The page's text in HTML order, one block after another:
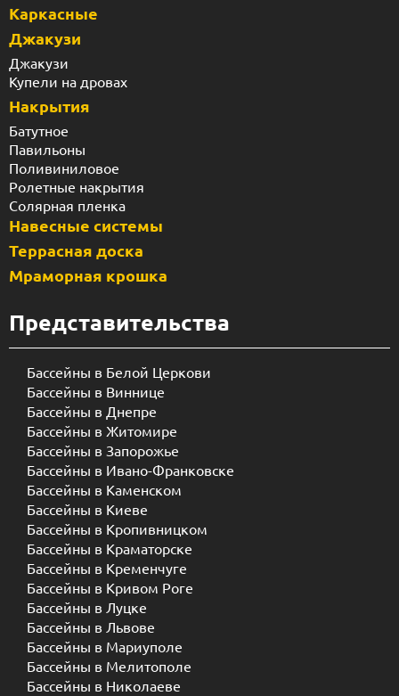
Каркасные
Джакузи
Джакузи
Купели на дровах
Накрытия
Батутное
Павильоны
Поливиниловое
Ролетные накрытия
Солярная пленка
Навесные системы
Террасная доска
Мраморная крошка
Представительства
Бассейны в Белой Церкови
Бассейны в Виннице
Бассейны в Днепре
Бассейны в Житомире
Бассейны в Запорожье
Бассейны в Ивано-Франковске
Бассейны в Каменском
Бассейны в Киеве
Бассейны в Кропивницком
Бассейны в Краматорске
Бассейны в Кременчуге
Бассейны в Кривом Роге
Бассейны в Луцке
Бассейны в Львове
Бассейны в Мариуполе
Бассейны в Мелитополе
Бассейны в Николаеве